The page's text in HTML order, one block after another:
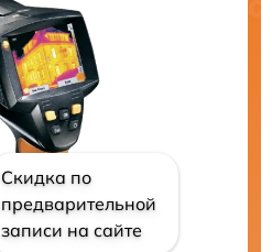
Скидка по
предварительной
записи на сайте